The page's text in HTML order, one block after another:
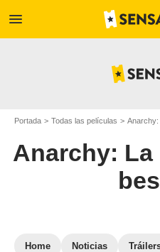
menu
Portada Todas las películas Anarchy:
Anarchy: La
Home Noticias